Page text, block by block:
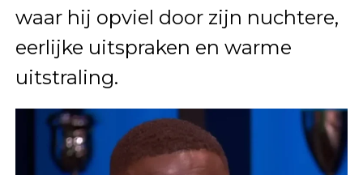
waar hij opviel door zijn nuchtere,
eerlijke uitspraken en warme
uitstraling.